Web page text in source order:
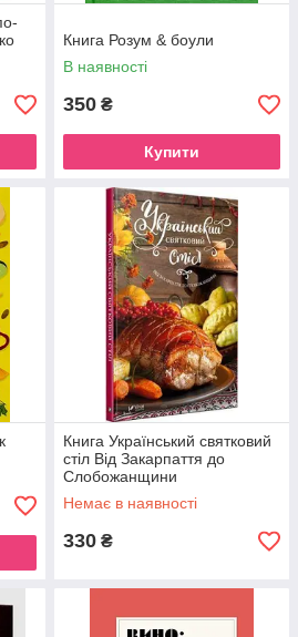
Книга Розум & боули
В наявності
350 ₴
Купити
Книга Український святковий
стіл Від Закарпаття до
Слобожанщини
Немає в наявності
330 ₴